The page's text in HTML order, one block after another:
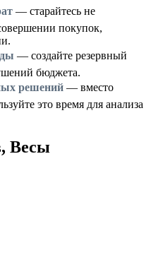
— старайтесь не
покупок,
— создайте резервный
бюджета.
решений — вместо
это время для анализа
Весы